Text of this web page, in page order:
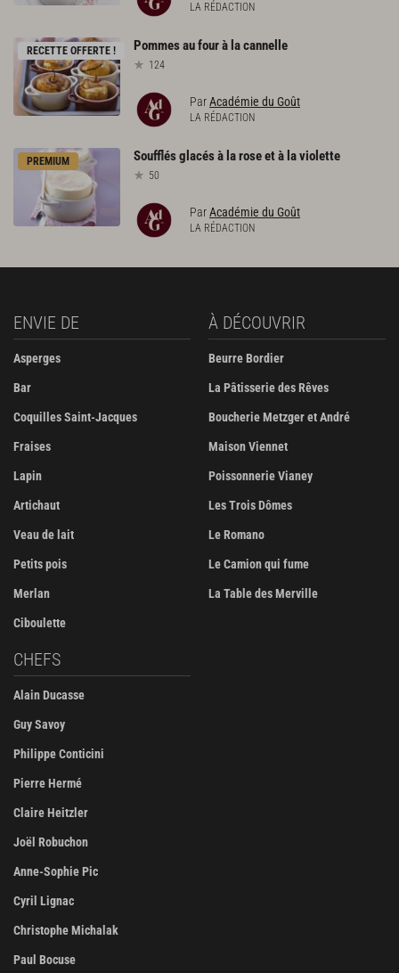
LA RÉDACTION
RECETTE OFFERTE ! Pommesaufourà lacannelle
124
ParAcadémie du Goût
LA RÉDACTION
PREMIUM Soufflésglacésà laroseetà laviolette
50
ParAcadémie du Goût
LA RÉDACTION
ENVIE DE
Asperges
Bar
Coquilles Saint-Jacques
Fraises
Lapin
Artichaut
Veau de lait
Petits pois
Merlan
Ciboulette
À DÉCOUVRIR
Beurre Bordier
La Pâtisserie des Rêves
Boucherie Metzger et André
Maison Viennet
Poissonnerie Vianey
Les Trois Dômes
Le Romano
Le Camion qui fume
La Table des Merville
CHEFS
Alain Ducasse
Guy Savoy
Philippe Conticini
Pierre Hermé
Claire Heitzler
Joël Robuchon
Anne-Sophie Pic
Cyril Lignac
Christophe Michalak
Paul Bocuse